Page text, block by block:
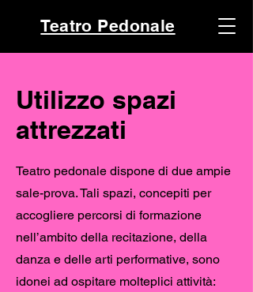
Teatro Pedonale
Utilizzo spazi
attrezzati
Teatro pedonale dispone di due ampie
sale-prova. Tali spazi, concepiti per
accogliere percorsi di formazione
nell’ambito della recitazione, della
danza e delle arti performative, sono
idonei ad ospitare molteplici attività: